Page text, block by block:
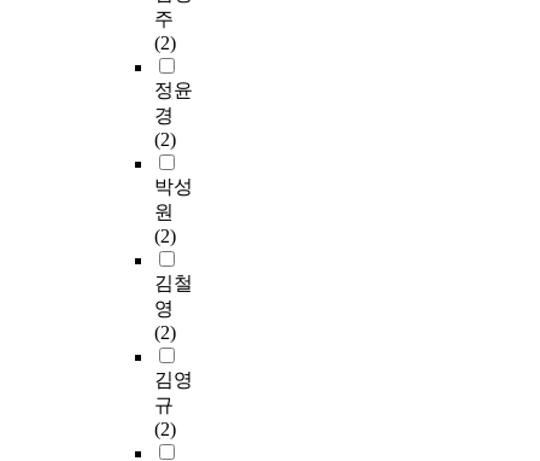
주
(2)
정윤
경
(2)
박성
원
(2)
김철
영
(2)
김영
규
(2)